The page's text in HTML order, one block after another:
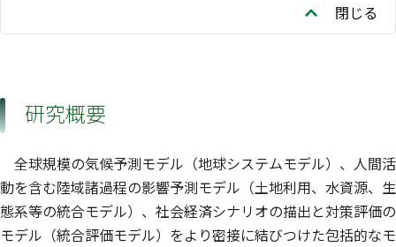
地球システム領域
閉じる
研究概要
全球規模の気候予測モデル（地球システムモデル）、人間活
動を含む陸域諸過程の影響予測モデル（土地利用、水資源、生
態系等の統合モデル）、社会経済シナリオの描出と対策評価の
モデル（統合評価モデル）をより密接に結びつけた包括的なモ